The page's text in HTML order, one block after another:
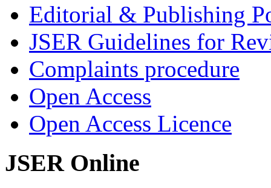
Editorial & Publishing
JSER Guidelines for
Complaints procedure
Open Access
Open Access Licence
JSER Online